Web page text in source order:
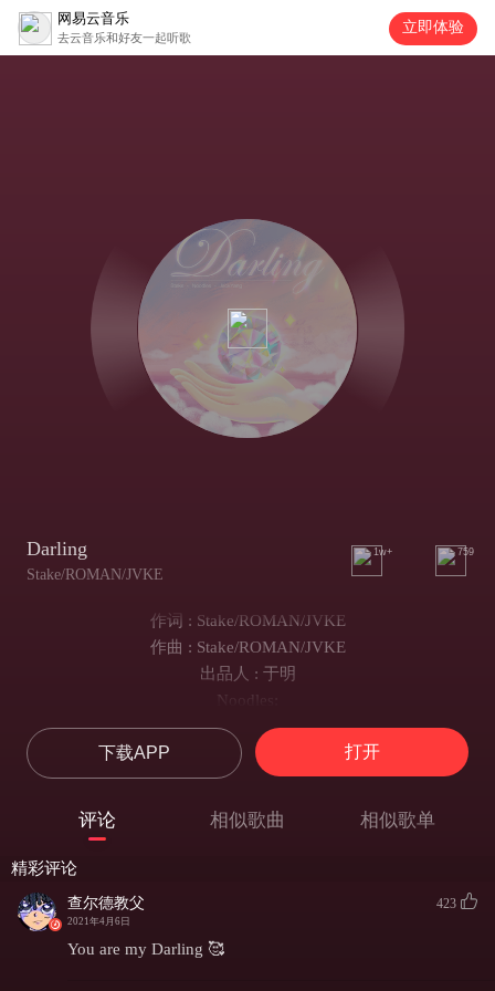
网易云音乐
去云音乐和好友一起听歌
立即体验
Darling
Stake/ROMAN/JVKE
1w+ 759
作词 : Stake/ROMAN/JVKE
作曲 : Stake/ROMAN/JVKE
出品人 : 于明
Noodles:
Darling you so pretty
让我为你着迷
你眼眸像皇冠上的水晶
请别再担心 我不会离开你
不再离开你
下载APP 打开
评论 相似歌曲 相似歌单
精彩评论
查尔德教父
2021年4月6日
423
You are my Darling 🥰